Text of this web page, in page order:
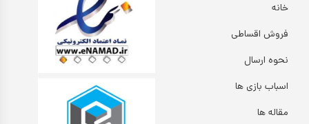
خانه
فروش اقساطی
نحوه ارسال
اسباب بازی ها
مقاله ها